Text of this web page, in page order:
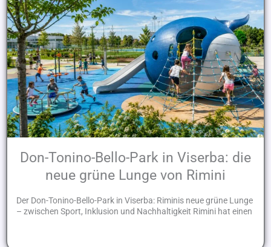
Don-Tonino-Bello-Park in Viserba: die
neue grüne Lunge von Rimini
Der Don-Tonino-Bello-Park in Viserba: Riminis neue grüne Lunge
– zwischen Sport, Inklusion und Nachhaltigkeit Rimini hat einen